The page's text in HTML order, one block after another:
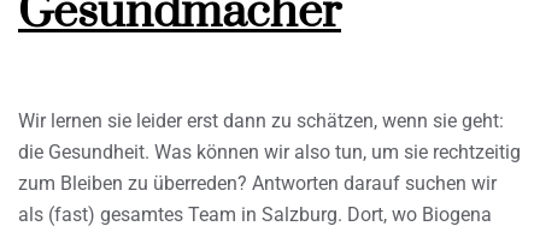
Gesundmacher
Wir lernen sie leider erst dann zu schätzen, wenn sie geht:
die Gesundheit. Was können wir also tun, um sie rechtzeitig
zum Bleiben zu überreden? Antworten darauf suchen wir
als (fast) gesamtes Team in Salzburg. Dort, wo Biogena